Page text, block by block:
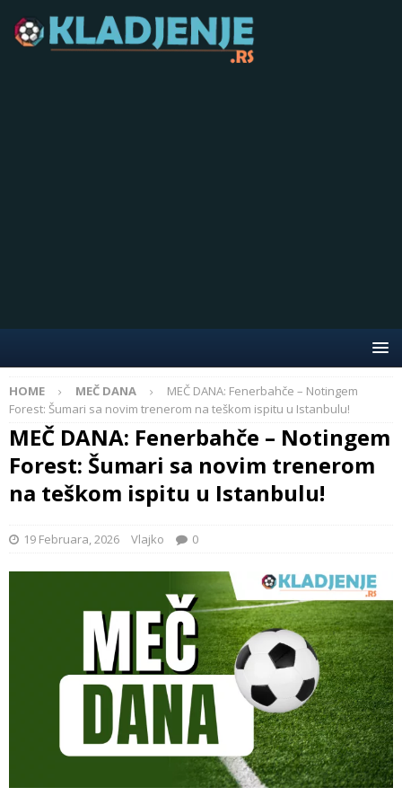
HOME MEČ DANA
MEČ DANA: Fenerbahče – Notingem
Forest: Šumari sa novim trenerom na teškom ispitu u Istanbulu!
MEČ DANA: Fenerbahče – Notingem
Forest: Šumari sa novim trenerom
na teškom ispitu u Istanbulu!
19 Februara, 2026 Vlajko 0